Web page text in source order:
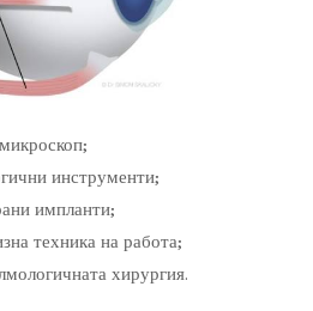
инструменти;
импланти;
техника на работа;
хирургия.